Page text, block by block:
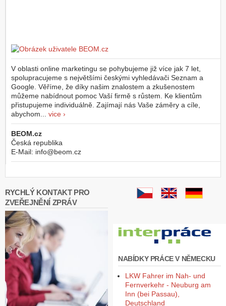
V oblasti online marketingu se pohybujeme již více jak 7 let,
spolupracujeme s největšími českými vyhledávači Seznam a
Google. Věříme, že díky našim znalostem a zkušenostem
můžeme nabídnout pomoc Vaší firmě s růstem. Ke klientům
přistupujeme individuálně. Zajímají nás Vaše záměry a cíle,
abychom... vice ›
BEOM.cz
Česká republika
E-Mail: info@beom.cz
RYCHLÝ KONTAKT PRO
ZVEŘEJNĚNÍ ZPRÁV
NABÍDKY PRÁCE V NĚMECKU
LKW Fahrer im Nah- und
Fernverkehr - Neuburg am
Inn (bei Passau),
Deutschland